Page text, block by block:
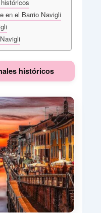
en el Barrio Navigli
históricos